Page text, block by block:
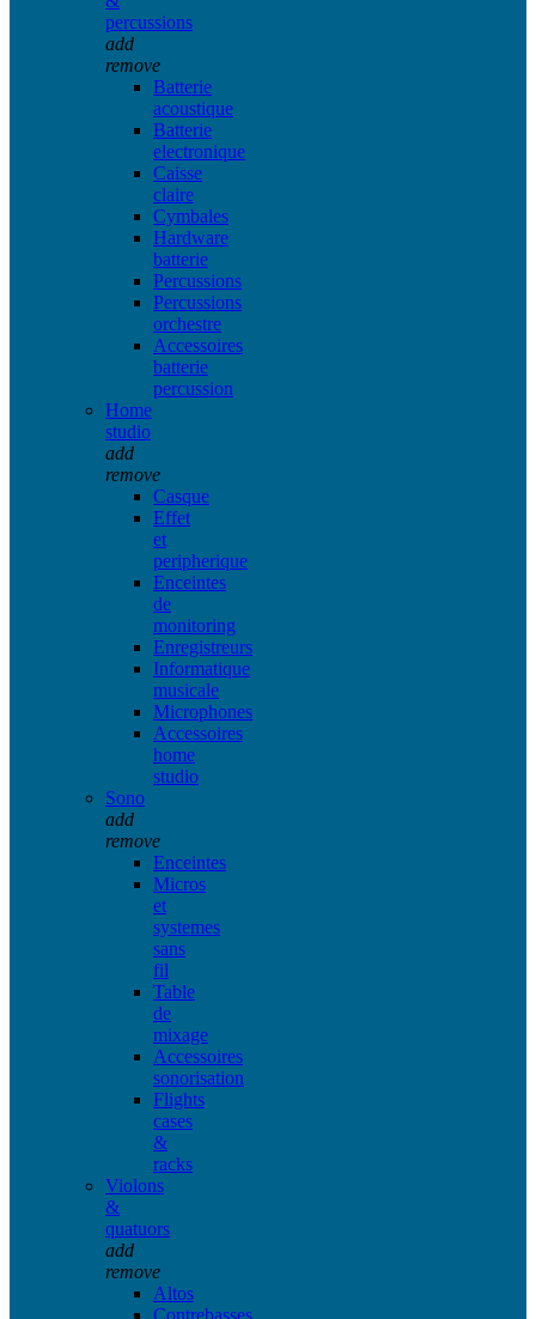
percussions
add
remove
Batterie
acoustique
Batterie
electronique
Caisse
claire
Cymbales
Hardware
batterie
Percussions
Percussions
orchestre
Accessoires
batterie
percussion
Home
studio
add
remove
Casque
Effet
et
peripherique
Enceintes
de
monitoring
Enregistreurs
Informatique
musicale
Microphones
Accessoires
home
studio
Sono
add
remove
Enceintes
Micros
et
systemes
sans
fil
Table
de
mixage
Accessoires
sonorisation
Flights
cases
&
racks
Violons
&
quatuors
add
remove
Altos
Contrebasses